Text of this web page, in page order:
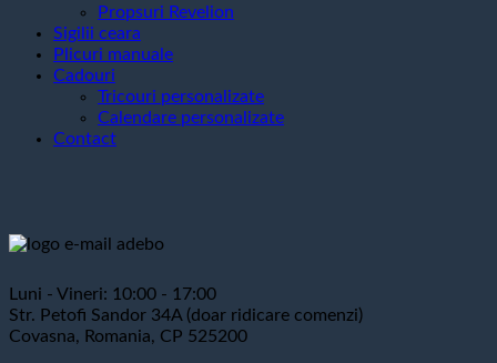
Propsuri Revelion
Sigilii ceara
Plicuri manuale
Cadouri
Tricouri personalizate
Calendare personalizate
Contact
Luni - Vineri: 10:00 - 17:00
Str. Petofi Sandor 34A (doar ridicare comenzi)
Covasna, Romania, CP 525200